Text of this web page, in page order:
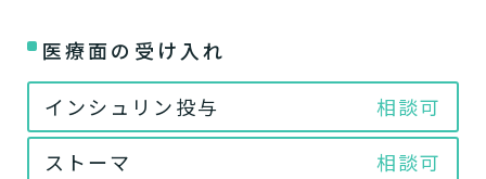
医療面の受け入れ
インシュリン投与
相談可
ストーマ
相談可